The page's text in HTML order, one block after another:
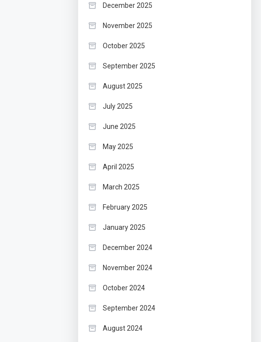
December 2025
November 2025
October 2025
September 2025
August 2025
July 2025
June 2025
May 2025
April 2025
March 2025
February 2025
January 2025
December 2024
November 2024
October 2024
September 2024
August 2024